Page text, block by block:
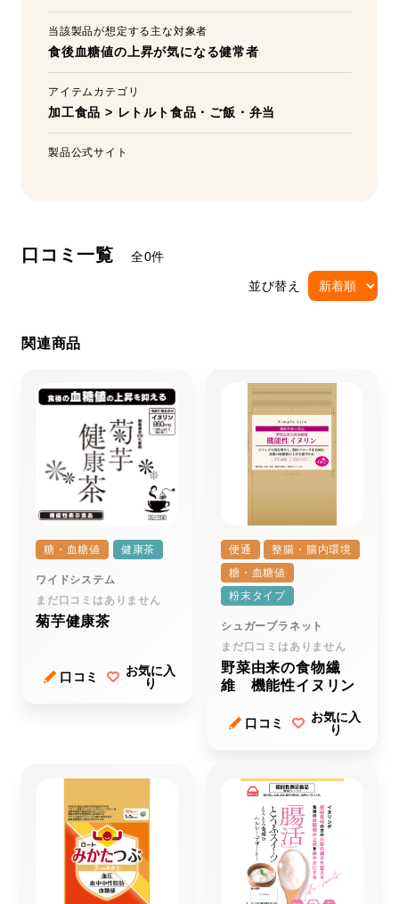
当該製品が想定する主な対象者
食後血糖値の上昇が気になる健常者
アイテムカテゴリ
加工食品 > レトルト食品・ご飯・弁当
製品公式サイト
口コミ一覧 全0件
並び替え
関連商品
糖・血糖値 健康茶
ワイドシステム
まだ口コミはありません
菊芋健康茶
口コミ
お気に入
り
便通
整腸・腸内環境
糖・血糖値
粉末タイプ
シュガープラネット
まだ口コミはありません
野菜由来の食物繊
維 機能性イヌリン
口コミ
お気に入
り